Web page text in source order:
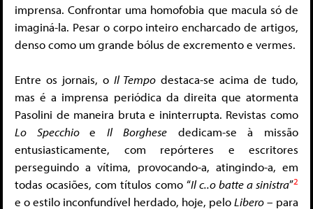
imprensa. Confrontar uma homofobia que macula só de
imaginá-la. Pesar o corpo inteiro encharcado de artigos,
denso como um grande bólus de excremento e vermes.
Entre os jornais, o Il Tempo destaca-se acima de tudo,
mas é a imprensa periódica da direita que atormenta
Pasolini de maneira bruta e ininterrupta. Revistas como
Lo SpecchioeIl Borghesededicam-se à missão
entusiasticamente, com repórteres e escritores
perseguindo a vítima, provocando-a, atingindo-a, em
todas ocasiões, com títulos como “Il c..o batte a sinistra”2
e o estilo inconfundível herdado, hoje, peloLibero– para